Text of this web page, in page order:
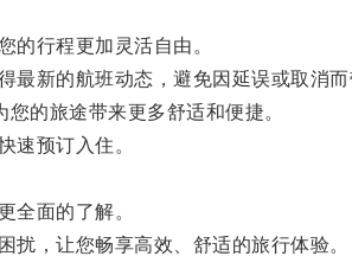
行程更加灵活自由。
新的航班动态，避免因延误或取消而
的旅途带来更多舒适和便捷。
预订入住。
面的了解。
，让您畅享高效、舒适的旅行体验。